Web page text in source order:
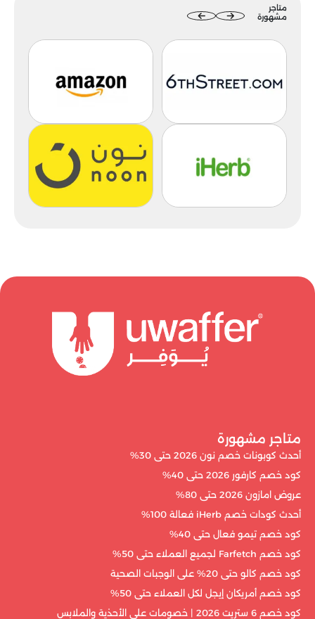
متاجر
مشهورة
متاجر مشهورة
أحدث كوبونات خصم نون 2026 حتى 30%
كود خصم كارفور 2026 حتى 40%
عروض امازون 2026 حتى 80%
أحدث كودات خصم iHerb فعالة 100%
كود خصم تيمو فعال حتى 40%
كود خصم Farfetch لجميع العملاء حتى 50%
كود خصم كالو حتى 20% على الوجبات الصحية
كود خصم أمريكان إيجل لكل العملاء حتى 50%
كود خصم 6 ستريت 2026 | خصومات على الأحذية والملابس